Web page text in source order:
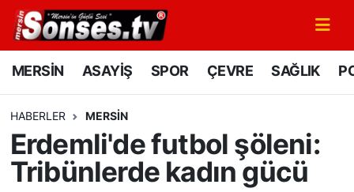
MERSİN ASAYİŞ SPOR ÇEVRE SAĞLIK
HABERLER MERSİN
Erdemli'de futbol şöleni:
Tribünlerde kadın gücü
MERSİN
SPOR
GÜNÜN MANŞETİ
Mersin Nöbetçi Eczaneler
Mersin Namaz Vakitleri
Mersin Trafik Yoğunluk Haritası